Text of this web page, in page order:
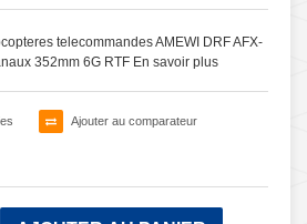
telecommandes AMEWI DRF AFX-
352mm 6G RTF En savoir plus
Ajouter au comparateur